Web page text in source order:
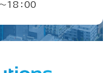
18：00